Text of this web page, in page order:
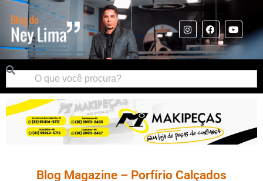
Blog Magazine – Porfírio Calçados